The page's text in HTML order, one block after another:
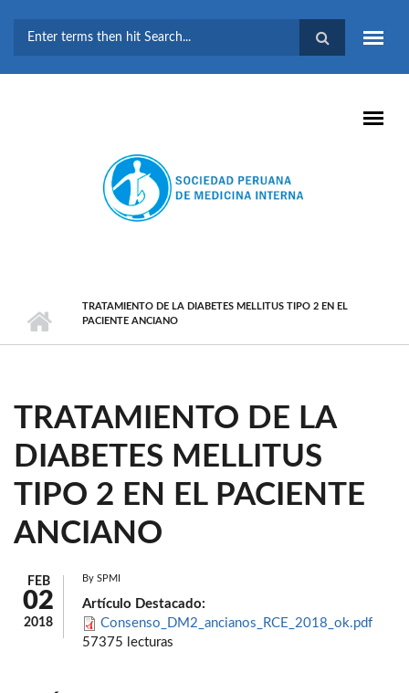
BÚSQUEDA
TRATAMIENTO DE LA DIABETES MELLITUS TIPO 2 EN EL
PACIENTE ANCIANO
TRATAMIENTO DE LA
DIABETES MELLITUS
TIPO 2 EN EL PACIENTE
ANCIANO
FEB
02
2018
By SPMI
Artículo Destacado:
Consenso_DM2_ancianos_RCE_2018_ok.pdf
57375 lecturas